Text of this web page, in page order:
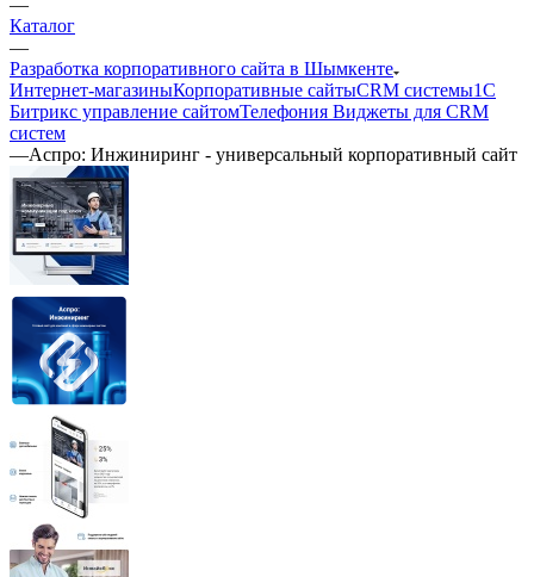
—
Каталог
—
Разработка корпоративного сайта в Шымкенте
Интернет-магазиныКорпоративные сайтыCRM системы1С
Битрикс управление сайтомТелефония Виджеты для CRM
cистем
—Аспро: Инжиниринг - универсальный корпоративный сайт